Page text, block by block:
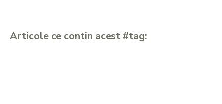
Articole ce contin acest #tag: